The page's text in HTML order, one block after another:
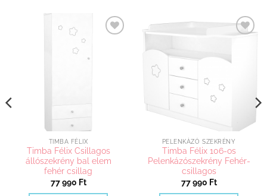
Kedvenceimhez
TIMBA FÉLIX
Timba Félix Csillagos
állószekrény bal elem
fehér csillag
77 990 Ft
PELENKÁZÓ SZEKRÉNY
Timba Félix 106-os
Pelenkázószekrény Fehér-
csillagos
77 990 Ft